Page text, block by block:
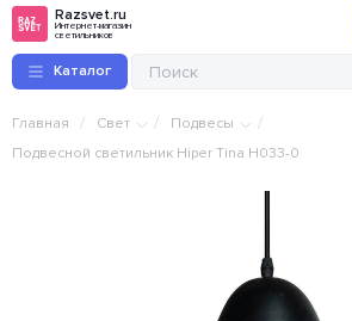
Razsvet.ru
Интернет-магазин
светильников
Каталог
Главная / Свет / Подвесы /
Подвесной светильник Hiper Tina H033-0